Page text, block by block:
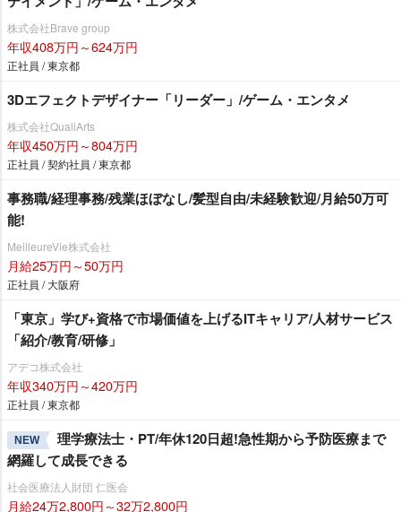
株式会社Brave group
年収408万円～624万円
正社員 / 東京都
3Dエフェクトデザイナー「リーダー」/ゲーム・エンタメ
株式会社QualiArts
年収450万円～804万円
正社員 / 契約社員 / 東京都
事務職/経理事務/残業ほぼなし/髪型自由/未経験歓迎/月給50万可
能!
MeilleureVie株式会社
月給25万円～50万円
正社員 / 大阪府
「東京」学び+資格で市場価値を上げるITキャリア/人材サービス
「紹介/教育/研修」
アデコ株式会社
年収340万円～420万円
正社員 / 東京都
NEW
理学療法士・PT/年休120日超!急性期から予防医療まで
網羅して成長できる
社会医療法人財団 仁医会
月給24万2,800円～32万2,800円